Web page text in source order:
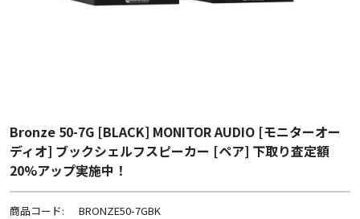
Bronze 50-7G [BLACK] MONITOR AUDIO [モニターオー
ディオ] ブックシェルフスピーカー [ペア] 下取り査定額
20%アップ実施中！
商品コード: BRONZE50-7GBK